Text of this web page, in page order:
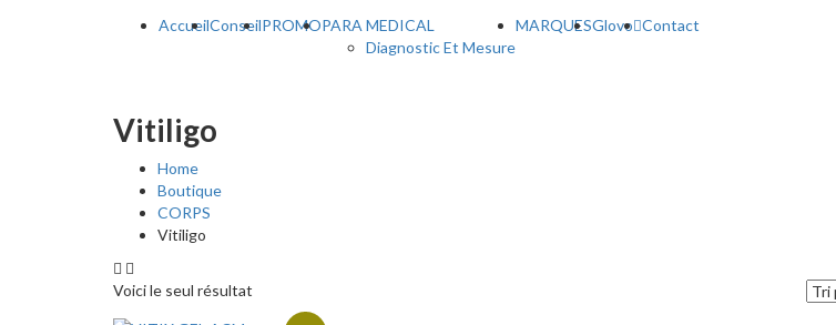
AccueilConseilPROMOPARA MEDICAL
Diagnostic Et Mesure
MARQUESGlovo Contact
Vitiligo
Home
Boutique
CORPS
Vitiligo
Voici le seul résultat